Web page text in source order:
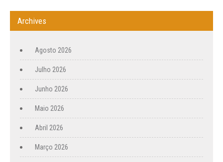
Archives
Agosto 2026
Julho 2026
Junho 2026
Maio 2026
Abril 2026
Março 2026